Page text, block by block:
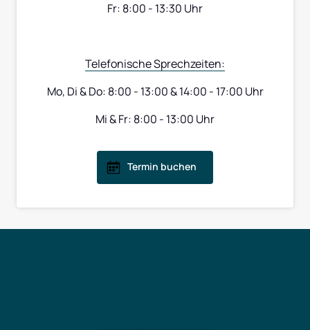
Fr: 8:00 - 13:30 Uhr
Telefonische Sprechzeiten:
Mo, Di & Do: 8:00 - 13:00 & 14:00 - 17:00 Uhr
Mi & Fr: 8:00 - 13:00 Uhr
Termin buchen